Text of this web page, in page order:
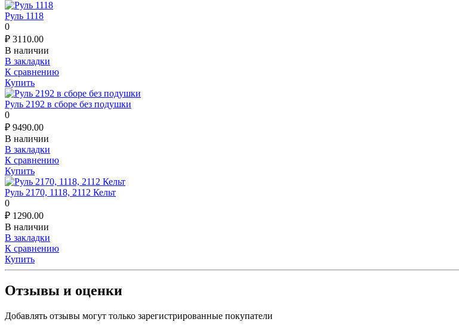
Руль 1118
0
₽ 3110.00
В наличии
В закладки
К сравнению
Купить
Руль 2192 в сборе без подушки
0
₽ 9490.00
В наличии
В закладки
К сравнению
Купить
Руль 2170, 1118, 2112 Кельт
0
₽ 1290.00
В наличии
В закладки
К сравнению
Купить
Отзывы и оценки
Добавлять отзывы могут только зарегистрированные покупатели